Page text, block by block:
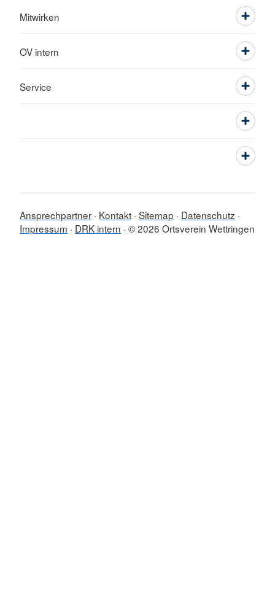
Mitwirken
OV intern
Service
Ansprechpartner Kontakt Sitemap
Datenschutz
Impressum
DRK intern © 2026 Ortsverein Wettringen